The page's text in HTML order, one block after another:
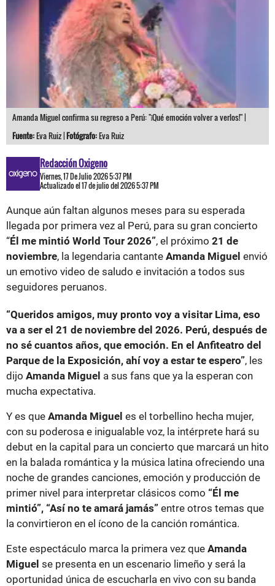
Amanda Miguel confirma su regreso a Perú: "¡Qué emoción volver a verlos!" |
Fuente:Eva Ruiz |Fotógrafo:Eva Ruiz
Redacción Oxigeno
Viernes, 17 De Julio 2026 5:37 PM
Actualizado el 17 de julio del 2026 5:37 PM
Aunque aún faltan algunos meses para su esperada
llegada por primera vez al Perú, para su gran concierto
“Él me mintió World Tour 2026”, el próximo 21 de
noviembre, la legendaria cantante Amanda Miguel envió
un emotivo video de saludo e invitación a todos sus
seguidores peruanos.
“Queridos amigos, muy pronto voy a visitar Lima, eso
va a ser el 21 de noviembre del 2026. Perú, después de
no sé cuantos años, que emoción. En el Anfiteatro del
Parque de la Exposición, ahí voy a estar te espero”, les
dijo Amanda Miguel a sus fans que ya la esperan con
mucha expectativa.
Y es que Amanda Miguel es el torbellino hecha mujer,
con su poderosa e inigualable voz, la intérprete hará su
debut en la capital para un concierto que marcará un hito
en la balada romántica y la música latina ofreciendo una
noche de grandes canciones, emoción y producción de
primer nivel para interpretar clásicos como “Él me
mintió”, “Así no te amará jamás” entre otros temas que
la convirtieron en el ícono de la canción romántica.
Este espectáculo marca la primera vez que Amanda
Miguel se presenta en un escenario limeño y será la
oportunidad única de escucharla en vivo con su banda